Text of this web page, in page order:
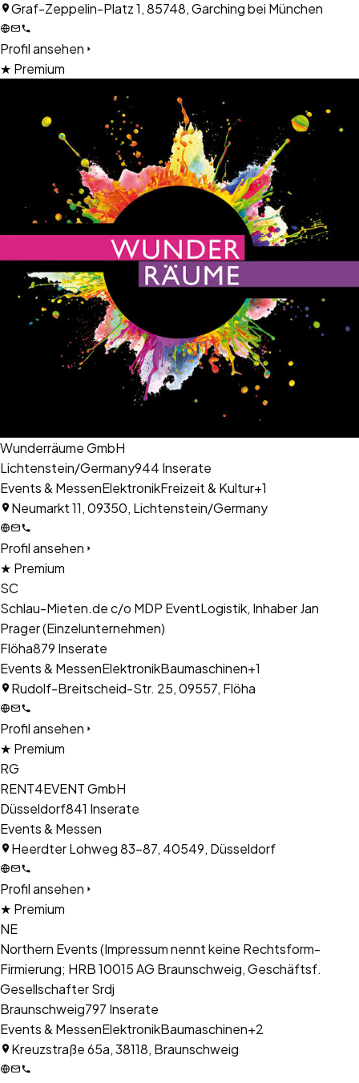
Graf-Zeppelin-Platz 1, 85748, Garching bei München
Profil ansehen
★ Premium
Wunderräume GmbH
Lichtenstein/Germany944 Inserate
Events & MessenElektronikFreizeit & Kultur+1
Neumarkt 11, 09350, Lichtenstein/Germany
Profil ansehen
★ Premium
SC
Schlau-Mieten.de c/o MDP EventLogistik, Inhaber Jan
Prager (Einzelunternehmen)
Flöha879 Inserate
Events & MessenElektronikBaumaschinen+1
Rudolf-Breitscheid-Str. 25, 09557, Flöha
Profil ansehen
★ Premium
RG
RENT4EVENT GmbH
Düsseldorf841 Inserate
Events & Messen
Heerdter Lohweg 83-87, 40549, Düsseldorf
Profil ansehen
★ Premium
NE
Northern Events (Impressum nennt keine Rechtsform-
Firmierung; HRB 10015 AG Braunschweig, Geschäftsf.
Gesellschafter Srdj
Braunschweig797 Inserate
Events & MessenElektronikBaumaschinen+2
Kreuzstraße 65a, 38118, Braunschweig